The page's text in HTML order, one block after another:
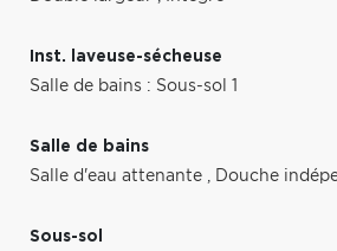
Inst. laveuse-sécheuse
Salle de bains : Sous-sol 1
Salle de bains
Salle d'eau attenante , Douche
Sous-sol